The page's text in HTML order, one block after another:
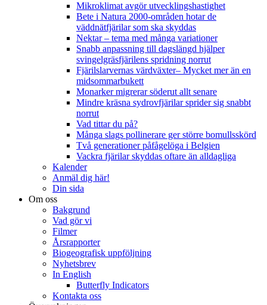
Mikroklimat avgör utvecklingshastighet
Bete i Natura 2000-områden hotar de
väddnätfjärilar som ska skyddas
Nektar – tema med många variationer
Snabb anpassning till dagslängd hjälper
svingelgräsfjärilens spridning norrut
Fjärilslarvernas värdväxter– Mycket mer än en
midsommarbukett
Monarker migrerar söderut allt senare
Mindre kräsna sydrovfjärilar sprider sig snabbt
norrut
Vad tittar du på?
Många slags pollinerare ger större bomullsskörd
Två generationer påfågelöga i Belgien
Vackra fjärilar skyddas oftare än alldagliga
Kalender
Anmäl dig här!
Din sida
Om oss
Bakgrund
Vad gör vi
Filmer
Årsrapporter
Biogeografisk uppföljning
Nyhetsbrev
In English
Butterfly Indicators
Kontakta oss